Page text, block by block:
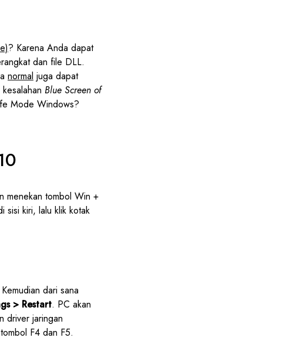
? Karena Anda dapat
dan file DLL.
normal juga dapat
Blue Screen of
Mode Windows?
menekan tombol Win +
sisi kiri, lalu klik kotak
dari sana
> Restart. PC akan
driver jaringan
F4 dan F5.